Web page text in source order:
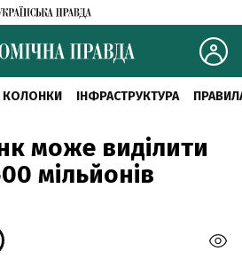
КОЛОНКИ ІНФРАСТРУКТУРА
може виділити
мільйонів